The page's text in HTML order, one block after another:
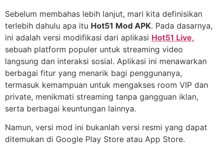
Sebelum membahas lebih lanjut, mari kita definisikan
terlebih dahulu apa itu Hot51 Mod APK. Pada dasarnya,
ini adalah versi modifikasi dari aplikasi Hot51 Live,
sebuah platform populer untuk streaming video
langsung dan interaksi sosial. Aplikasi ini menawarkan
berbagai fitur yang menarik bagi penggunanya,
termasuk kemampuan untuk mengakses room VIP dan
private, menikmati streaming tanpa gangguan iklan,
serta berbagai keuntungan lainnya.
Namun, versi mod ini bukanlah versi resmi yang dapat
ditemukan di Google Play Store atau App Store.